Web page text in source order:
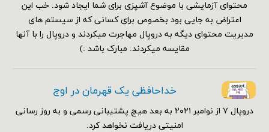
محتوای آزمایشی با موضوع آشپزی برای شما ایجاد شود. خب این
اعتراض به جایی بود بخصوص برای کسانی که از سیستم های
مدیریت محتوای دیگه به دروپال مهاجرت میکردند و دروپال را با آنها
مقایسه میکردند. مبارک باشد :)
خداحافظی یک قهرمان در اوج
دروپال ۷ از نوامبر ۲۰۲۱ به بعد هیچ پشتیبانی رسمی و به روز رسانی
امنیتی دریافت نخواهد کرد.